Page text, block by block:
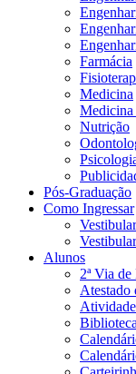
Farmácia
Medicina
Medicina
Nutrição
Pós-Graduação
Como Ingressar
Alunos
2ª Via
Atestado
Biblioteca